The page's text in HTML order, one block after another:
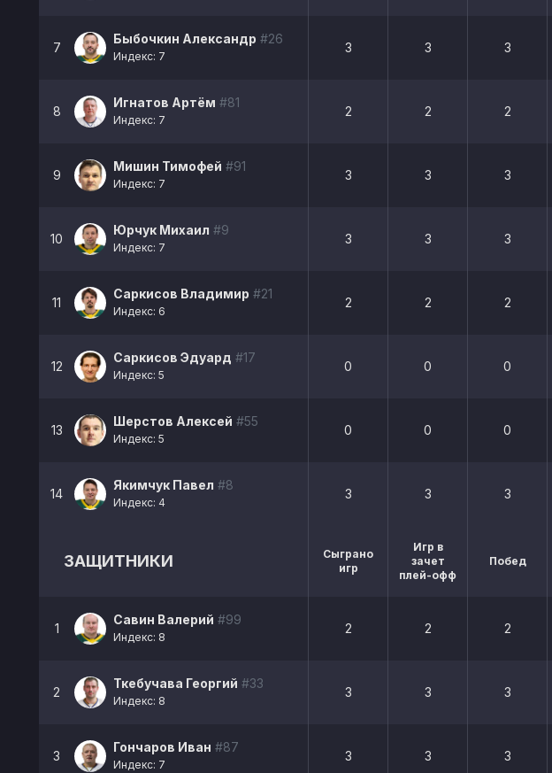
7
Быбочкин Александр #26
Индекс: 7
3 3 3
8
Игнатов Артём #81
Индекс: 7
2 2 2
9
Мишин Тимофей #91
Индекс: 7
3 3 3
10
Юрчук Михаил #9
Индекс: 7
3 3 3
11
Саркисов Владимир #21
Индекс: 6
2 2 2
12
Саркисов Эдуард #17
Индекс: 5
0 0 0
13
Шерстов Алексей #55
Индекс: 5
0 0 0
14
Якимчук Павел #8
Индекс: 4
3 3 3
ЗАЩИТНИКИ
Сыграно
игр
Игр в
зачет
плей-офф
Побед
1
Савин Валерий #99
Индекс: 8
2 2 2
2
Ткебучава Георгий #33
Индекс: 8
3 3 3
3
Гончаров Иван #87
Индекс: 7
3 3 3